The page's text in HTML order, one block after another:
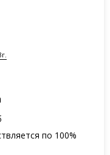
по 100%